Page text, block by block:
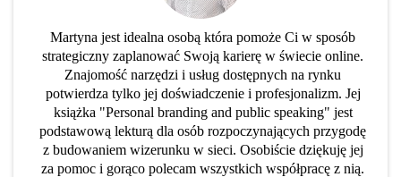
Martyna jest idealna osobą która pomoże Ci w sposób
strategiczny zaplanować Swoją karierę w świecie online.
Znajomość narzędzi i usług dostępnych na rynku
potwierdza tylko jej doświadczenie i profesjonalizm. Jej
książka "Personal branding and public speaking" jest
podstawową lekturą dla osób rozpoczynających przygodę
z budowaniem wizerunku w sieci. Osobiście dziękuję jej
za pomoc i gorąco polecam wszystkich współpracę z nią.